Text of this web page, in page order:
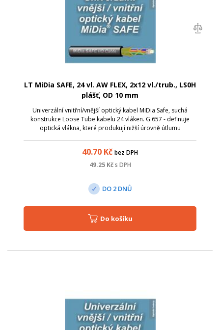
LT MiDia SAFE, 24 vl. AW FLEX, 2x12 vl./trub., LS0H
plášť, OD 10 mm
Univerzální vnitřní/vnější optický kabel MiDia Safe, suchá
konstrukce Loose Tube kabelu 24 vláken. G.657 - definuje
optická vlákna, které produkují nižší úrovně útlumu
40.70 Kč bez DPH
49.25Kč s DPH
DO 2 DNŮ
Do košíku